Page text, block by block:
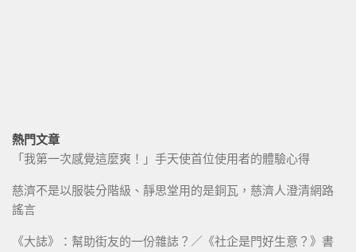
熱門文章
「我第一次感覺這麼爽！」手天使首位使用者的體驗心得
慈濟不是以服裝分階級、靜思堂用的是銅瓦，慈濟人澄清網路
謠言
《大誌》：幫助街友的一份雜誌？／《社企是門好生意？》書